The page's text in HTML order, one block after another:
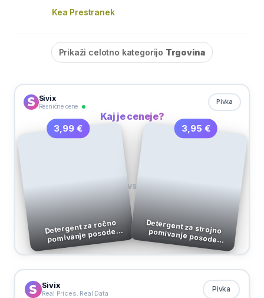
Kea Prestranek
Prikaži celotno kategorijo Trgovina
Sivix
Resnične cene
Pivka
Kaj je ceneje?
3,99 €
Detergent za ročno
pomivanje posode
Aloe&Pink, Jar, 900 ml
VS
3,95 €
Detergent za strojno pomivanje posode Excellence Premium 5 v 1 Power & Pearls z vonjem limone, 540 ml
Sivix
Real Prices. Real Data Pivka